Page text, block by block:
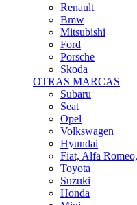
Renault
Bmw
Mitsubishi
Ford
Porsche
Skoda
OTRAS MARCAS
Subaru
Seat
Opel
Volkswagen
Hyundai
Fiat, Alfa
Toyota
Suzuki
Honda